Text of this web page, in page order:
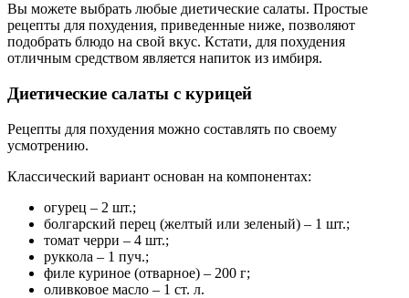
Вы можете выбрать любые диетические салаты. Простые
рецепты для похудения, приведенные ниже, позволяют
подобрать блюдо на свой вкус. Кстати, для похудения
отличным средством является напиток из имбиря.
Диетические салаты с курицей
Рецепты для похудения можно составлять по своему
усмотрению.
Классический вариант основан на компонентах:
огурец – 2 шт.;
болгарский перец (желтый или зеленый) – 1 шт.;
томат черри – 4 шт.;
руккола – 1 пуч.;
филе куриное (отварное) – 200 г;
оливковое масло – 1 ст. л.